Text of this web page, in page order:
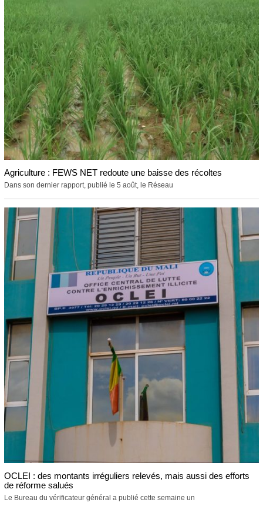
Agriculture : FEWS NET redoute une baisse des récoltes
Dans son dernier rapport, publié le 5 août, le Réseau
OCLEI : des montants irréguliers relevés, mais aussi des efforts
de réforme salués
Le Bureau du vérificateur général a publié cette semaine un